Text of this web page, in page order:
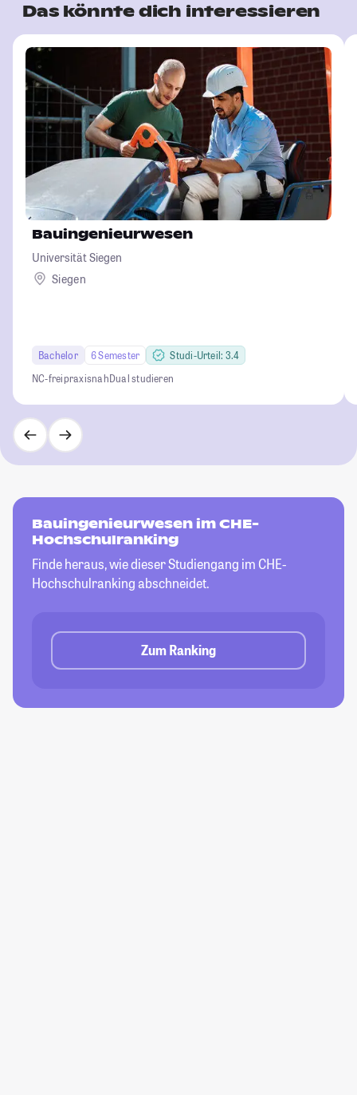
Das könnte dich interessieren
Bauingenieurwesen
Universität Siegen
Siegen
Bachelor 6 Semester
Studi-Urteil: 3.4
NC-freipraxisnahDual studieren
Bauingenieurwesen im CHE-
Hochschulranking
Finde heraus, wie dieser Studiengang im CHE-
Hochschulranking abschneidet.
Zum Ranking